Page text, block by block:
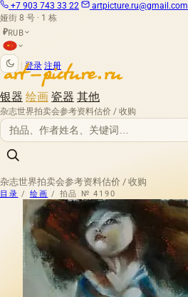
+7 903 743 33 22 artpicture.ru@gmail.com
娅街 8 号 · 1 栋
₽RUB
登录 注册
银器 绘画 瓷器 其他
杂志世界拍卖会参考资料估价 / 收购
杂志世界拍卖会参考资料估价 / 收购
目录 / 绘画 / 拍品 № 4190